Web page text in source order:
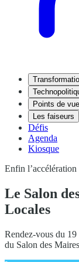
Points de vue
Les faiseurs
Défis
Agenda
Kiosque
Enfin
Le Salon
Locales
Rendez-vous du
du Salon des